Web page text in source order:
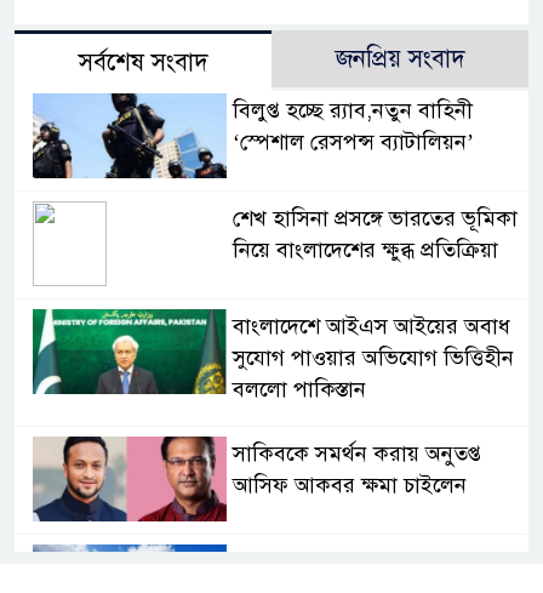
সর্বশেষ সংবাদ জনপ্রিয় সংবাদ
বিলুপ্ত হচ্ছে র‍্যাব,নতুন বাহিনী
‘স্পেশাল রেসপন্স ব্যাটালিয়ন’
শেখ হাসিনা প্রসঙ্গে ভারতের ভূমিকা
নিয়ে বাংলাদেশের ক্ষুব্ধ প্রতিক্রিয়া
বাংলাদেশে আইএস আইয়ের অবাধ
সুযোগ পাওয়ার অভিযোগ ভিত্তিহীন
বললো পাকিস্তান
সাকিবকে সমর্থন করায় অনুতপ্ত
আসিফ আকবর ক্ষমা চাইলেন